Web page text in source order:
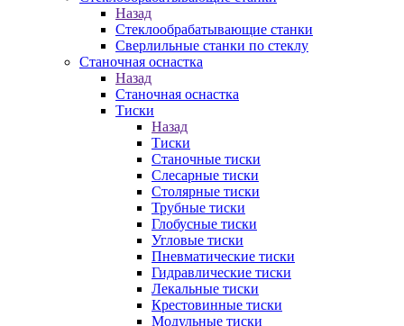
Назад
Стеклообрабатывающие станки
Сверлильные станки по стеклу
Станочная оснастка
Назад
Станочная оснастка
Тиски
Назад
Тиски
Станочные тиски
Слесарные тиски
Столярные тиски
Трубные тиски
Глобусные тиски
Угловые тиски
Пневматические тиски
Гидравлические тиски
Лекальные тиски
Крестовинные тиски
Модульные тиски